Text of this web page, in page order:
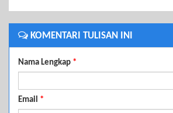
KOMENTARI TULISAN INI
Nama Lengkap *
Email *